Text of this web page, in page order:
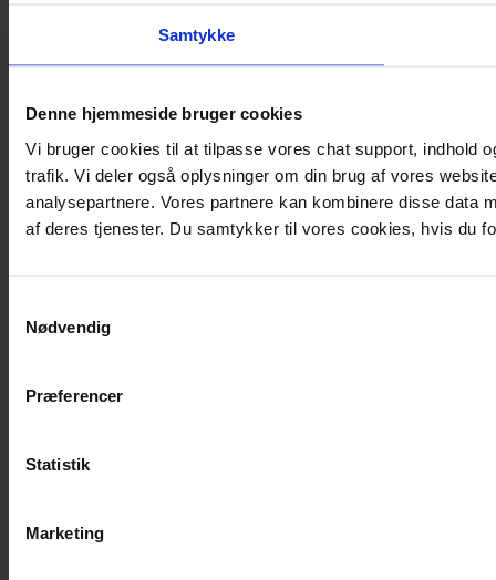
Samtykke
Denne hjemmeside bruger cookies
Vi bruger cookies til at tilpasse vores chat support, indhold
trafik. Vi deler også oplysninger om din brug af vores
analysepartnere. Vores partnere kan kombinere disse data
af deres tjenester. Du samtykker til vores cookies, hvis du
Nødvendig
Præferencer
Statistik
Marketing